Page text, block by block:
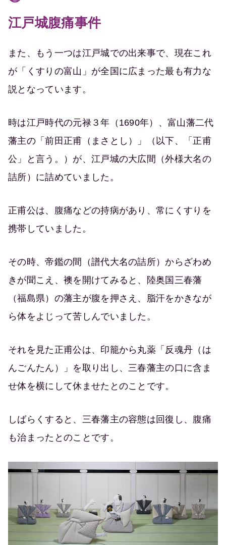
江戸城腹痛事件
また、もう一つは江戸城での出来事で、現在これ
が「くすりの富山」が全国に広まった最も有力な
説となっています。
時は江戸時代の元禄３年（1690年）、富山藩二代
藩主の「前田正甫（まさとし）」（以下、「正甫
公」と言う。）が、江戸城の大広間（外様大名の
詰所）に詰めていました。
正甫公は、腹痛などの持病があり、常にくすりを
携帯していました。
その時、帝鑑の間（譜代大名の詰所）からざわめ
きが聞こえ、襖を開けてみると、陸奥国三春藩
（福島県）の藩主が腹を押さえ、脂汗をかきなが
ら体をよじって苦しんでいました。
それを見た正甫公は、印籠から丸薬「反魂丹（は
んごんたん）」を取り出し、三春藩主の口に含ま
せ体を横にして休ませたとのことです。
しばらくすると、三春藩主の容態は回復し、腹痛
も治まったとのことです。